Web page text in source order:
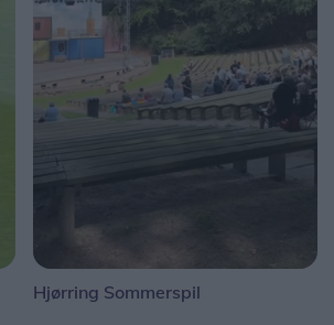
Hjørring Sommerspil